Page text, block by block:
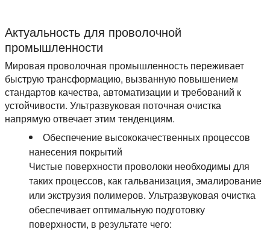
Актуальность для проволочной
промышленности
Мировая проволочная промышленность переживает
быструю трансформацию, вызванную повышением
стандартов качества, автоматизации и требований к
устойчивости. Ультразвуковая поточная очистка
напрямую отвечает этим тенденциям.
Обеспечение высококачественных процессов
нанесения покрытий
Чистые поверхности проволоки необходимы для
таких процессов, как гальванизация, эмалирование
или экструзия полимеров. Ультразвуковая очистка
обеспечивает оптимальную подготовку
поверхности, в результате чего: